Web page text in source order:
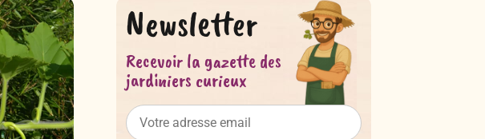
Newsletter
Recevoir la gazette des
jardiniers curieux